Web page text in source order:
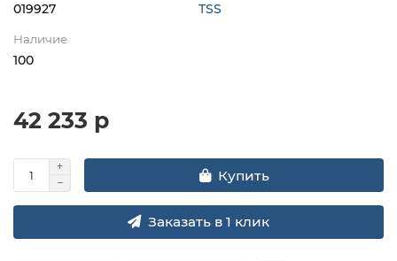
019927 TSS
Наличие
100
42 233 р
Купить
Заказать в 1 клик